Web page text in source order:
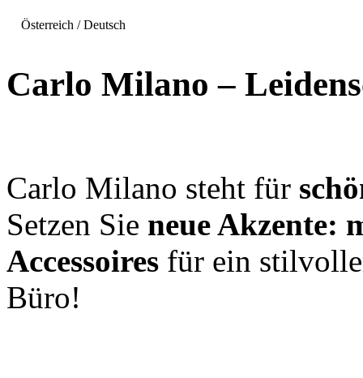
Österreich / Deutsch
Carlo Milano –
Carlo Milano steht für
Setzen Sie neue Akzente:
Accessoires für ein
Büro!